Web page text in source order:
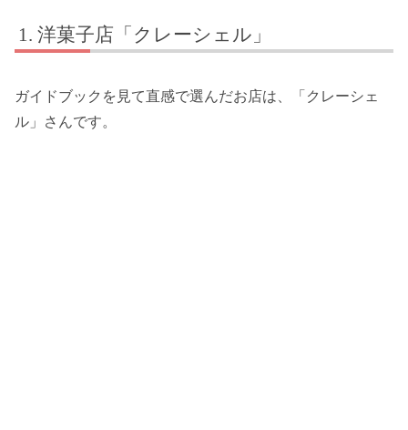
洋菓子店「クレーシェル」
ガイドブックを見て直感で選んだお店は、「クレーシェ
ル」さんです。